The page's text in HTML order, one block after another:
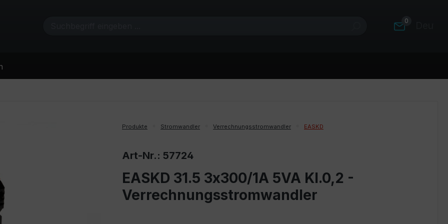
0
Produkte Stromwandler Verrechnungsstromwandler EASKD
Art-Nr.: 57724
EASKD 31.5 3x300/1A 5VA Kl.0,2 -
Verrechnungsstromwandler